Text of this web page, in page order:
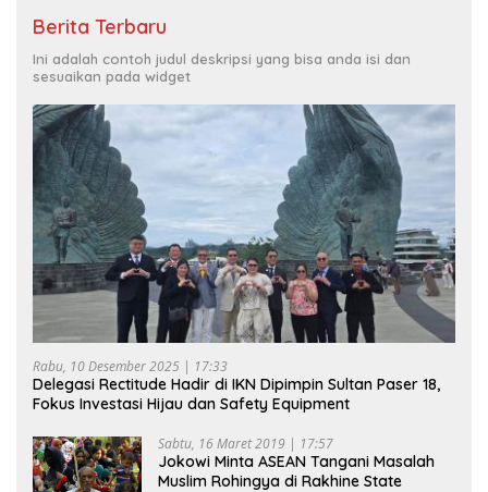
Berita Terbaru
Ini adalah contoh judul deskripsi yang bisa anda isi dan
sesuaikan pada widget
Rabu, 10 Desember 2025 | 17:33
Delegasi Rectitude Hadir di IKN Dipimpin Sultan Paser 18,
Fokus Investasi Hijau dan Safety Equipment
Sabtu, 16 Maret 2019 | 17:57
Jokowi Minta ASEAN Tangani Masalah
Muslim Rohingya di Rakhine State